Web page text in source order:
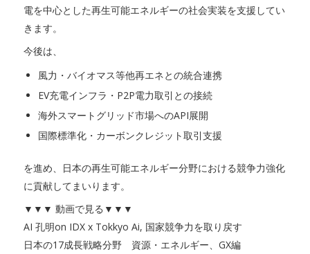
電を中心とした再生可能エネルギーの社会実装を支援してい
きます。
今後は、
風力・バイオマス等他再エネとの統合連携
EV充電インフラ・P2P電力取引との接続
海外スマートグリッド市場へのAPI展開
国際標準化・カーボンクレジット取引支援
を進め、日本の再生可能エネルギー分野における競争力強化
に貢献してまいります。
▼▼▼ 動画で見る▼▼▼
AI 孔明on IDX x Tokkyo Ai, 国家競争力を取り戻す
日本の17成長戦略分野 資源・エネルギー、GX編